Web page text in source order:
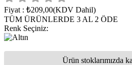
Fiyat : ₺209,00(KDV Dahil)
TÜM ÜRÜNLERDE 3 AL 2 ÖDE
Renk Seçiniz:
Ürün stoklarımızda